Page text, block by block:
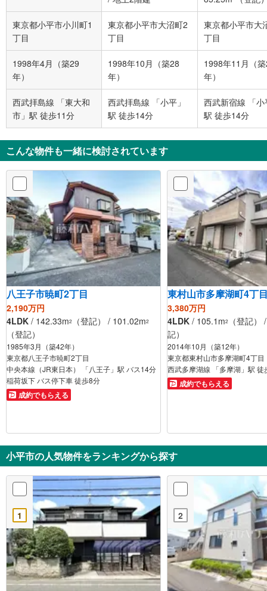
上2階建
東京都小平市小川町1
丁目
東京都小平市大沼町2
丁目
東京都小平市大
丁目
1998年4月（築29
年）
1998年10月（築28
年）
1998年11月（
年）
西武拝島線 「東大和
市」駅 徒歩11分
西武拝島線 「小平」
駅 徒歩14分
西武新宿線 「小
駅 徒歩14分
こんな物件も一緒に検討されています
八王子市暁町2丁目
2,190万円
4LDK / 142.33m2 （登記） / 101.02m2
（登記）
1985年3月（築42年）
東京都八王子市暁町2丁目
中央本線（JR東日本） 「八王子」駅 バス14分
稲荷坂下 バス停下車 徒歩8分
成約でもらえる
東村山市多摩湖町4丁
3,380万円
4LDK / 105.1m2
（登記
記）
2014年10月（築12年）
東京都東村山市多摩湖町4丁目
西武多摩湖線 「多摩湖」駅 徒
成約でもらえる
小平市の人気物件をランキングから探す
1 2